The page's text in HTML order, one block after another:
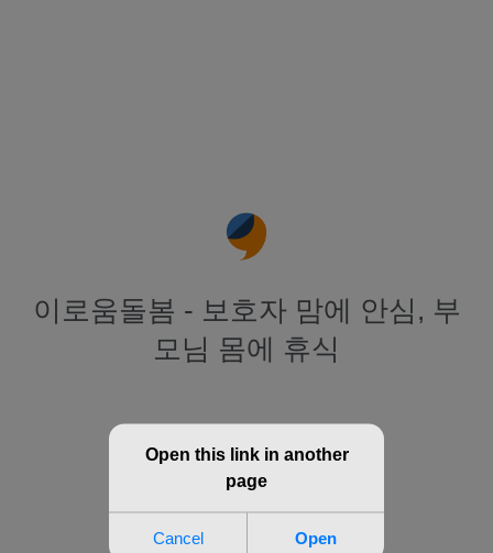
이로움돌봄 - 보호자 맘에 안심, 부
모님 몸에 휴식